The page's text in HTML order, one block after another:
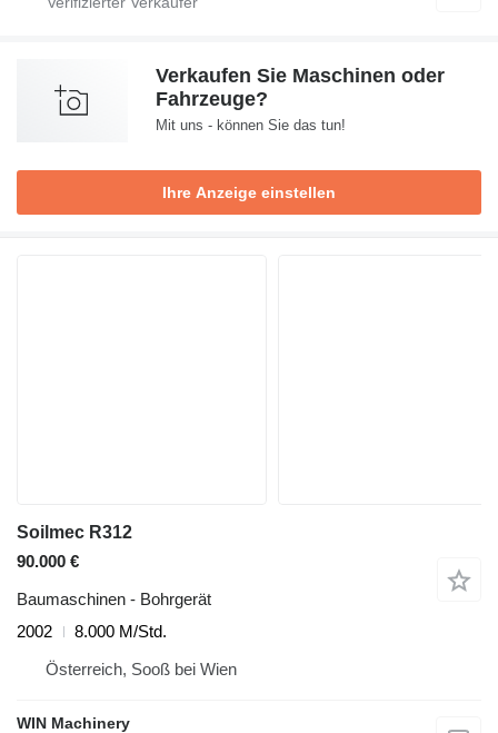
Verkaufen Sie Maschinen oder
Fahrzeuge?
Mit uns - können Sie das tun!
Ihre Anzeige einstellen
Soilmec R312
90.000 €
Baumaschinen - Bohrgerät
2002
8.000 M/Std.
Österreich, Sooß bei Wien
WIN Machinery